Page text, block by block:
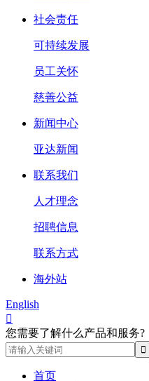
社会责任
可持续发展
员工关怀
慈善公益
新闻中心
亚达新闻
联系我们
人才理念
招聘信息
联系方式
海外站
English

您需要了解什么产品和服务?
首页